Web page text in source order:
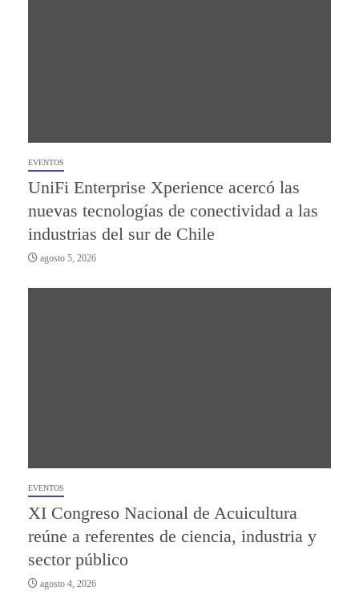
EVENTOS
UniFi Enterprise Xperience acercó las
nuevas tecnologías de conectividad a las
industrias del sur de Chile
agosto 5, 2026
EVENTOS
XI Congreso Nacional de Acuicultura
reúne a referentes de ciencia, industria y
sector público
agosto 4, 2026